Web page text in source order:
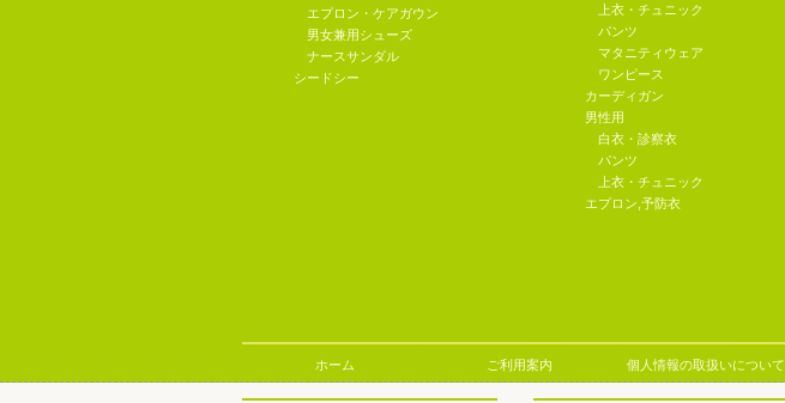
エプロン・ケアガウン
男女兼用シューズ
ナースサンダル
シードシー
上衣・チュニック
パンツ
マタニティウェア
ワンピース
カーディガン
男性用
白衣・診察衣
パンツ
上衣・チュニック
エプロン,予防衣
ホーム ご利用案内 個人情報の取扱いについて